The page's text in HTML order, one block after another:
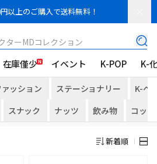
以上のご購入で送料無料！
ターMDコレクション
在庫僅少 イベント K-POP K-
ァッション ステーショナリー
K-ヘ
スナック ナッツ 飲み物 コッ
新着順